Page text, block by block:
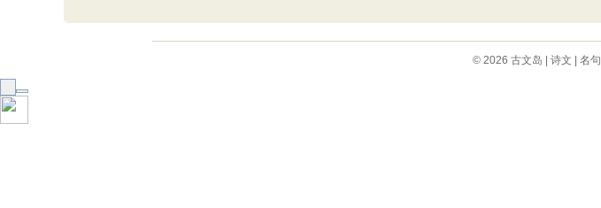
© 2026 古文岛 诗文 名句